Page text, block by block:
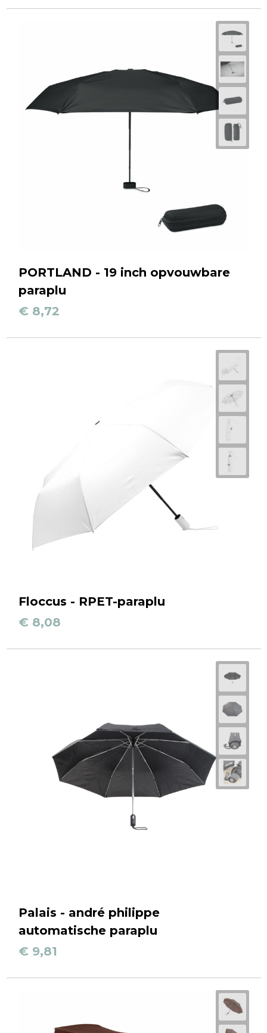
PORTLAND - 19 inch opvouwbare
paraplu
€ 8,72
Floccus - RPET-paraplu
€ 8,08
Palais - andré philippe
automatische paraplu
€ 9,81